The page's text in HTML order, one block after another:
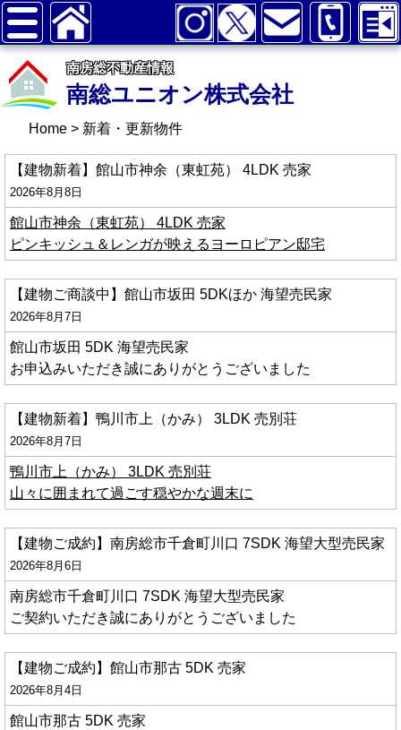
南房総不動産情報
南総ユニオン株式会社
Home > 新着・更新物件
【建物新着】館山市神余（東虹苑） 4LDK 売家
2026年8月8日
館山市神余（東虹苑） 4LDK 売家
ピンキッシュ＆レンガが映えるヨーロピアン邸宅
【建物ご商談中】館山市坂田 5DKほか 海望売民家
2026年8月7日
館山市坂田 5DK 海望売民家
お申込みいただき誠にありがとうございました
【建物新着】鴨川市上（かみ） 3LDK 売別荘
2026年8月7日
鴨川市上（かみ） 3LDK 売別荘
山々に囲まれて過ごす穏やかな週末に
【建物ご成約】南房総市千倉町川口 7SDK 海望大型売民家
2026年8月6日
南房総市千倉町川口 7SDK 海望大型売民家
ご契約いただき誠にありがとうございました
【建物ご成約】館山市那古 5DK 売家
2026年8月4日
館山市那古 5DK 売家